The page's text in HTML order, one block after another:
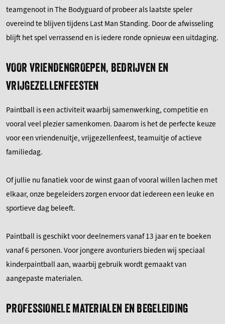
teamgenoot in The Bodyguard of probeer als laatste speler
overeind te blijven tijdens Last Man Standing. Door de afwisseling
blijft het spel verrassend en is iedere ronde opnieuw een uitdaging.
VOOR VRIENDENGROEPEN, BEDRIJVEN EN
VRIJGEZELLENFEESTEN
Paintball is een activiteit waarbij samenwerking, competitie en
vooral veel plezier samenkomen. Daarom is het de perfecte keuze
voor een vriendenuitje, vrijgezellenfeest, teamuitje of actieve
familiedag.
Of jullie nu fanatiek voor de winst gaan of vooral willen lachen met
elkaar, onze begeleiders zorgen ervoor dat iedereen een leuke en
sportieve dag beleeft.
Paintball is geschikt voor deelnemers vanaf 13 jaar en te boeken
vanaf 6 personen. Voor jongere avonturiers bieden wij speciaal
kinderpaintball aan, waarbij gebruik wordt gemaakt van
aangepaste materialen.
PROFESSIONELE MATERIALEN EN BEGELEIDING